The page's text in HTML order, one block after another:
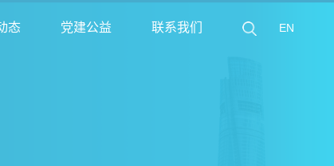
态 党建公益 联系我们 EN